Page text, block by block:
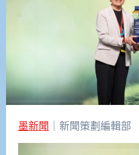
墨新聞 ｜新聞策劃編輯部